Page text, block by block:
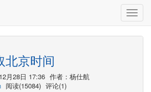
切
换
导
北京时间
月28日 17:36 作者：杨仕航
阅读(15084) 评论(1)